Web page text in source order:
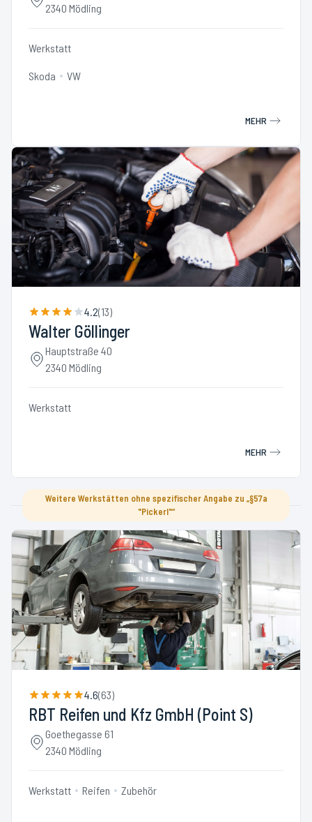
2340 Mödling
Werkstatt
Skoda VW
MEHR
4.2(13)
Walter Göllinger
Hauptstraße 40
2340 Mödling
Werkstatt
MEHR
Weitere Werkstätten ohne spezifischer Angabe zu „§57a
"Pickerl"“
4.6(63)
RBT Reifen und Kfz GmbH (Point S)
Goethegasse 61
2340 Mödling
Werkstatt Reifen Zubehör